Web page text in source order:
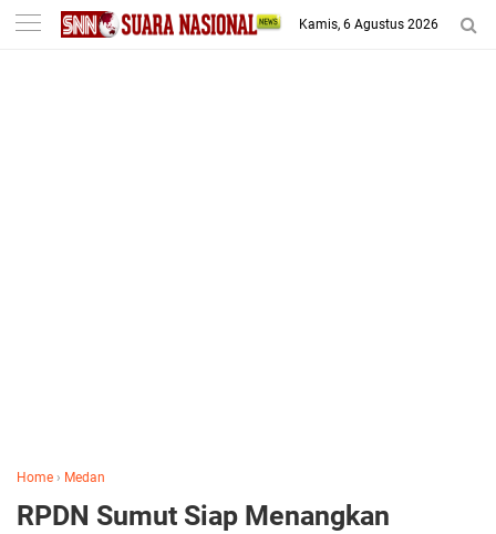
-->
Kamis, 6 Agustus 2026
Home › Medan
RPDN Sumut Siap Menangkan